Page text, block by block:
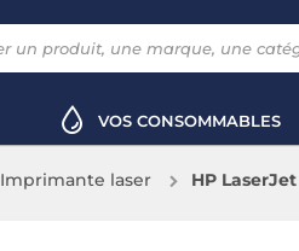
VOS CONSOMMABLES
Imprimante laser HP